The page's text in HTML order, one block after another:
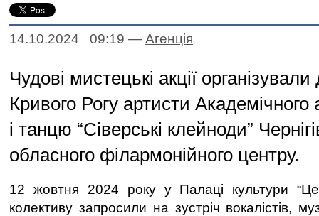
14.10.2024 09:19 — Агенцiя
Чудові мистецькі акції
Кривого Рогу артисти Академічного
і танцю “Сіверські клейноди”
обласного філармонійного центру.
12 жовтня 2024 року у Палаці культури
колективу запросили на зустріч вокалістів,